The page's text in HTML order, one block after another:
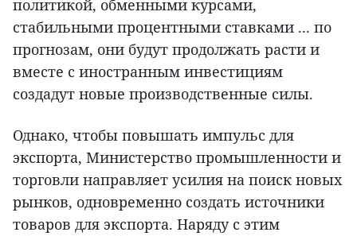
политикой, обменными курсами,
стабильными процентными ставками ... по
прогнозам, они будут продолжать расти и
вместе с иностранным инвестициям
создадут новые производственные силы.
Однако, чтобы повышать импульс для
экспорта, Министерство промышленности и
торговли направляет усилия на поиск новых
рынков, одновременно создать источники
товаров для экспорта. Наряду с этим